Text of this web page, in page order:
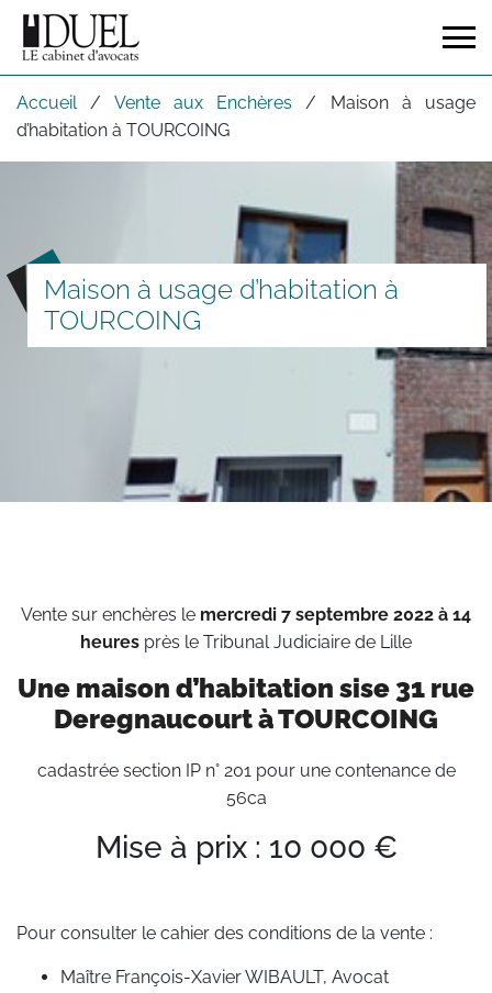
Accueil/ Vente aux Enchères / Maison à usage
d’habitation à TOURCOING
Maison à usage d’habitation à
TOURCOING
Vente sur enchères le mercredi 7 septembre 2022 à 14
heures près le Tribunal Judiciaire de Lille
Une maison d’habitation sise 31 rue
Deregnaucourt à TOURCOING
cadastrée section IP n° 201 pour une contenance de
56ca
Mise à prix : 10 000 €
Pour consulter le cahier des conditions de la vente :
Maître François-Xavier WIBAULT, Avocat